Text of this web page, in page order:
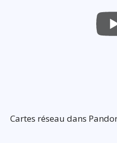
Cartes réseau dans